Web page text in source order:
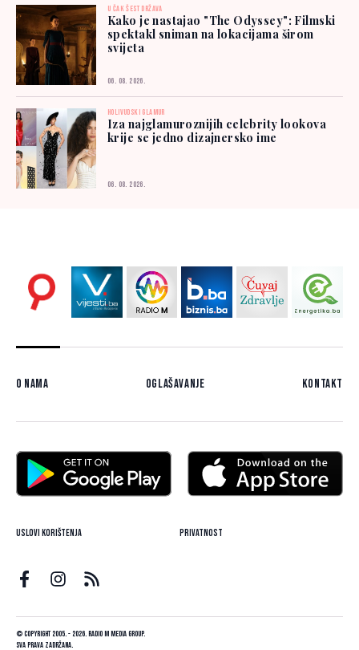
U ČAK ŠEST DRŽAVA
Kako je nastajao "The Odyssey": Filmski
spektakl sniman na lokacijama širom
svijeta
06. 08. 2026.
HOLIVUDSKI GLAMUR
Iza najglamuroznijih celebrity lookova
krije se jedno dizajnersko ime
06. 08. 2026.
O nama Oglašavanje Kontakt
Uslovi korištenja Privatnost
© Copyright 2005. - 2026. Radio M Media Group.
Sva prava zadržana.